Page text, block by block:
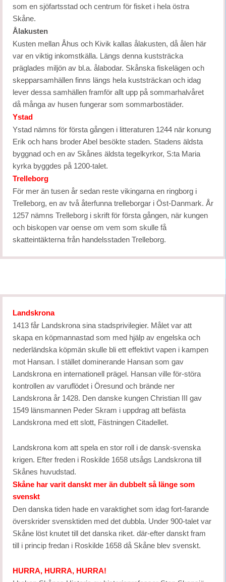
som en sjöfartsstad och centrum för fisket i hela östra
Skåne.
Ålakusten
Kusten mellan Åhus och Kivik kallas ålakusten, då ålen här
var en viktig inkomstkälla. Längs denna kuststräcka
präglades miljön av bl.a. ålabodar. Skånska fiskelägen och
skepparsamhällen finns längs hela kuststräckan och idag
lever dessa samhällen framför allt upp på sommarhalvåret
då många av husen fungerar som sommarbostäder.
Ystad
Ystad nämns för första gången i litteraturen 1244 när konung
Erik och hans broder Abel besökte staden. Stadens äldsta
byggnad och en av Skånes äldsta tegelkyrkor, S:ta Maria
kyrka byggdes på 1200-talet.
Trelleborg
För mer än tusen år sedan reste vikingarna en ringborg i
Trelleborg, en av två återfunna trelleborgar i Öst-Danmark. År
1257 nämns Trelleborg i skrift för första gången, när kungen
och biskopen var oense om vem som skulle få
skatteintäkterna från handelsstaden Trelleborg.
Landskrona
1413 får Landskrona sina stadsprivilegier. Målet var att
skapa en köpmannastad som med hjälp av engelska och
nederländska köpmän skulle bli ett effektivt vapen i kampen
mot Hansan. I stället dominerande Hansan som gav
Landskrona en internationell prägel. Hansan ville för-störa
kontrollen av varuflödet i Öresund och brände ner
Landskrona år 1428. Den danske kungen Christian III gav
1549 länsmannen Peder Skram i uppdrag att befästa
Landskrona med ett slott, Fästningen Citadellet.
Landskrona kom att spela en stor roll i de dansk-svenska
krigen. Efter freden i Roskilde 1658 utsågs Landskrona till
Skånes huvudstad.
Skåne har varit danskt mer än dubbelt så länge som
svenskt
Den danska tiden hade en varaktighet som idag fort-farande
överskrider svensktiden med det dubbla. Under 900-talet var
Skåne löst knutet till det danska riket. där-efter danskt fram
till i princip fredan i Roskilde 1658 då Skåne blev svenskt.
HURRA, HURRA, HURRA!